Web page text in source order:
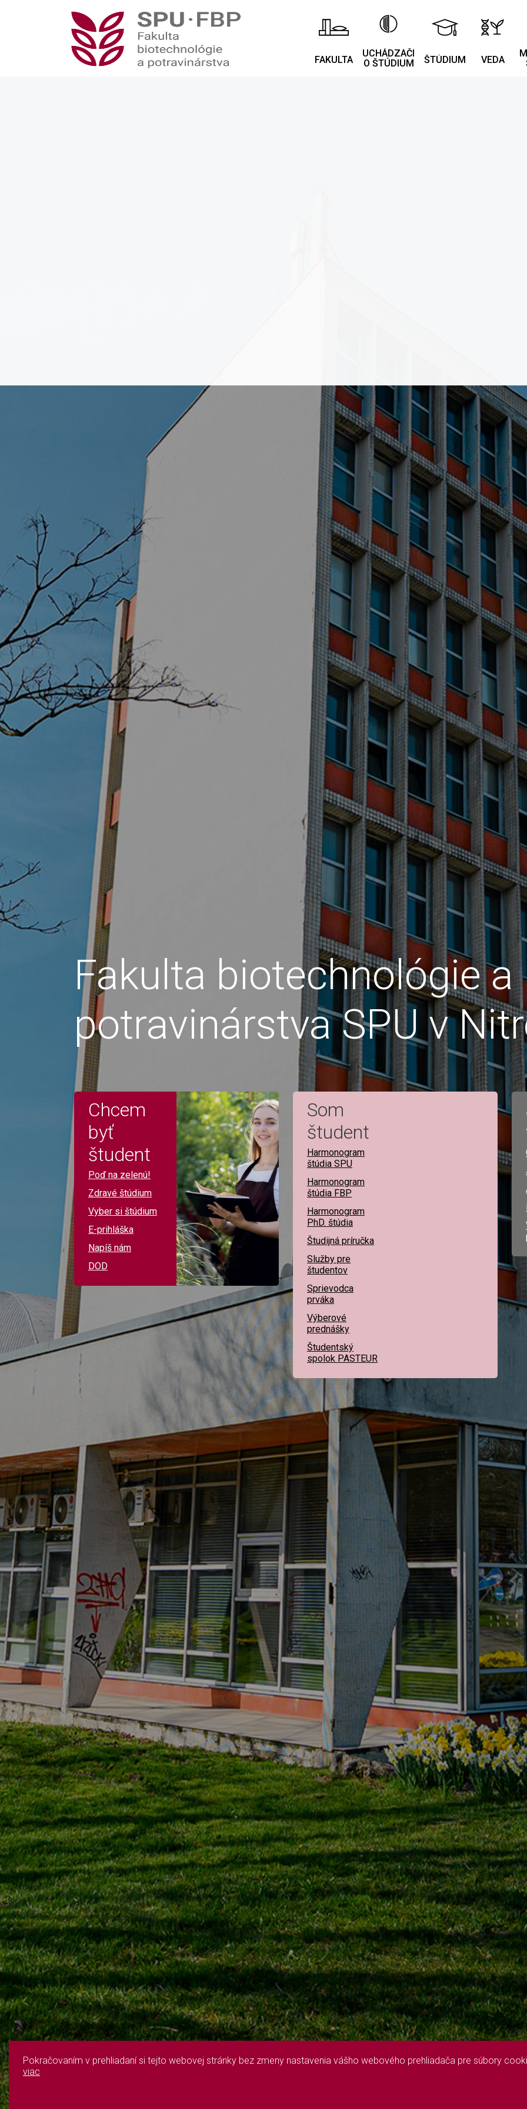
FAKULTA
UCHÁDZAČI
O ŠTÚDIUM
ŠTÚDIUM VEDA
Fakulta biotechnológie a
potravinárstva SPU v
Chcem
byť
študent
Poď na zelenú!
Zdravé štúdium
Vyber si štúdium
E-prihláška
Napíš nám
DOD
Som
študent
Harmonogram
štúdia SPU
Harmonogram
štúdia FBP
Harmonogram
PhD. štúdia
Študijná príručka
Služby pre
študentov
Sprievodca
prváka
Výberové
prednášky
Študentský
spolok PASTEUR
Pokračovaním v prehliadaní si tejto webovej stránky bez zmeny nastavenia vášho webového prehliadača pre súbory
viac